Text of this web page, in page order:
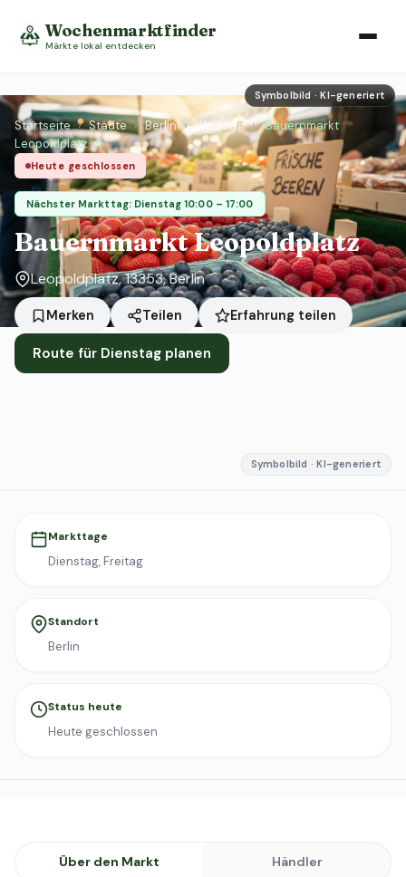
Wochenmarktfinder
Märkte lokal entdecken
Symbolbild · KI-generiert
Startseite › Städte › Berlin › Wedding ›
Bauernmarkt
Leopoldplatz
Heute geschlossen
Nächster Markttag: Dienstag 10:00 – 17:00
Bauernmarkt Leopoldplatz
Leopoldplatz, 13353, Berlin
Merken Teilen Erfahrung teilen
Route für Dienstag planen
Symbolbild · KI-generiert
Markttage
Dienstag, Freitag
Standort
Berlin
Status heute
Heute geschlossen
Über den Markt Händler